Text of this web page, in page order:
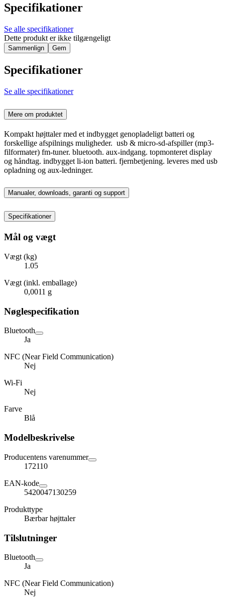
Specifikationer
Se alle specifikationer
Dette produkt er ikke tilgængeligt
Sammenlign Gem
Specifikationer
Se alle specifikationer
Mere om produktet
Kompakt højttaler med et indbygget genopladeligt batteri og
forskellige afspilnings muligheder. usb & micro-sd-afspiller (mp3-
filformater) fm-tuner. bluetooth. aux-indgang. topmonteret display
og håndtag. indbygget li-ion batteri. fjernbetjening. leveres med usb
opladning og aux-ledninger.
Manualer, downloads, garanti og support
Specifikationer
Mål og vægt
Vægt (kg)
1.05
Vægt (inkl. emballage)
0,0011 g
Nøglespecifikation
Bluetooth
Ja
NFC (Near Field Communication)
Nej
Wi-Fi
Nej
Farve
Blå
Modelbeskrivelse
Producentens varenummer
172110
EAN-kode
5420047130259
Produkttype
Bærbar højttaler
Tilslutninger
Bluetooth
Ja
NFC (Near Field Communication)
Nej